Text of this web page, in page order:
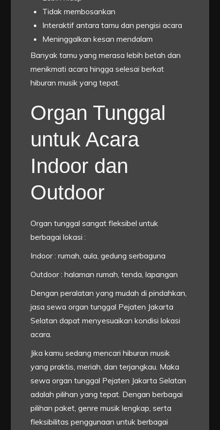
Tidak membosankan
Interaktif antara tamu dan pengisi acara
Meninggalkan kesan mendalam
Banyak tamu yang merasa lebih betah dan
menikmati acara hingga selesai berkat
hiburan musik yang tepat.
Organ Tunggal
untuk Acara
Indoor dan
Outdoor
Organ tunggal sangat fleksibel untuk
berbagai lokasi :
Indoor : rumah, aula, gedung serbaguna
Outdoor : halaman rumah, tenda, lapangan
Dengan peralatan yang mudah di pindahkan,
jasa sewa organ tunggal Pejaten Jakarta
Selatan dapat menyesuaikan kondisi lokasi
acara.
Jika kamu sedang mencari hiburan musik
yang praktis, meriah, dan terjangkau. Maka
sewa organ tunggal Pejaten Jakarta Selatan
adalah pilihan yang tepat. Dengan berbagai
pilihan paket, genre musik lengkap, serta
fleksibilitas penggunaan untuk berbagai